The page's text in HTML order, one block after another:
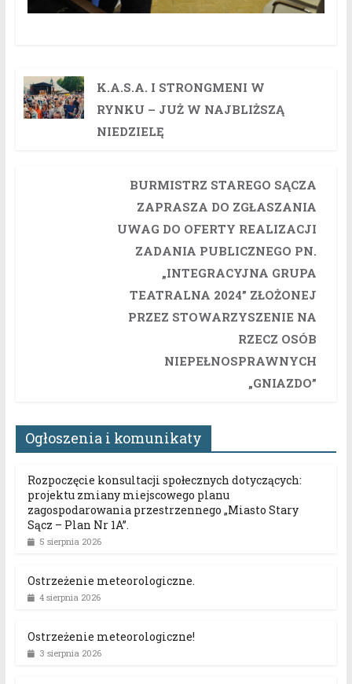
K.A.S.A. I STRONGMENI W
RYNKU – JUŻ W NAJBLIŻSZĄ
NIEDZIELĘ
BURMISTRZ STAREGO SĄCZA
ZAPRASZA DO ZGŁASZANIA
UWAG DO OFERTY REALIZACJI
ZADANIA PUBLICZNEGO PN.
„INTEGRACYJNA GRUPA
TEATRALNA 2024” ZŁOŻONEJ
PRZEZ STOWARZYSZENIE NA
RZECZ OSÓB
NIEPEŁNOSPRAWNYCH
„GNIAZDO”
Ogłoszenia i komunikaty
Rozpoczęcie konsultacji społecznych dotyczących:
projektu zmiany miejscowego planu
zagospodarowania przestrzennego „Miasto Stary
Sącz – Plan Nr 1A”.
5 sierpnia 2026
Ostrzeżenie meteorologiczne.
4 sierpnia 2026
Ostrzeżenie meteorologiczne!
3 sierpnia 2026